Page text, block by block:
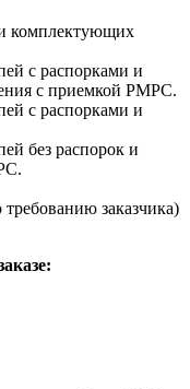
комплектующих
с распорками и
с приемкой РМРС.
с распорками и
без распорок и
заказчика)